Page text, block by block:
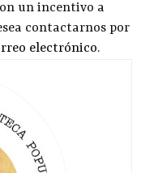
un incentivo a
contactarnos por
electrónico.